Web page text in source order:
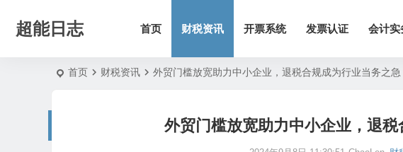
超能日志 首页 财税资讯 开票系统 发票认证 会计实
首页 财税资讯 外贸门槛放宽助力中小企业，退税合规成为行业当务之急
外贸门槛放宽助力中小企业，退